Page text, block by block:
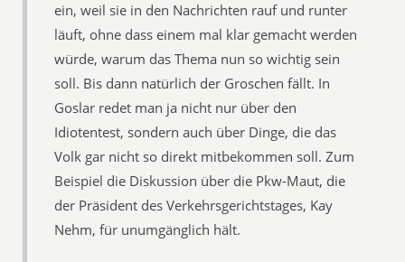
ein, weil sie in den Nachrichten rauf und runter
läuft, ohne dass einem mal klar gemacht werden
würde, warum das Thema nun so wichtig sein
soll. Bis dann natürlich der Groschen fällt. In
Goslar redet man ja nicht nur über den
Idiotentest, sondern auch über Dinge, die das
Volk gar nicht so direkt mitbekommen soll. Zum
Beispiel die Diskussion über die Pkw-Maut, die
der Präsident des Verkehrsgerichtstages, Kay
Nehm, für unumgänglich hält.